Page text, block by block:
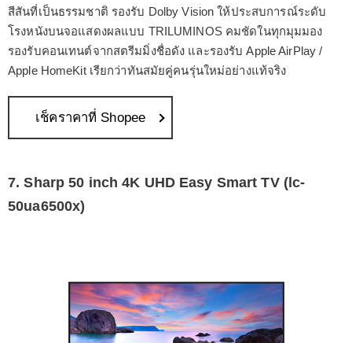
สีสันที่เป็นธรรมชาติ รองรับ Dolby Vision ให้ประสบการณ์ระดับ
โรงหนังบนจอแสดงผลแบบ TRILUMINOS คมชัดในทุกมุมมอง
รองรับคอนเทนต์จากสตรีมมิ่งชื่อดัง และรองรับ Apple AirPlay /
Apple HomeKit เรียกว่าทันสมัยคู่คนรุ่นใหม่อย่างแท้จริง
เช็คราคาที่ Shopee
7. Sharp 50 inch 4K UHD Easy Smart TV (lc-
50ua6500x)